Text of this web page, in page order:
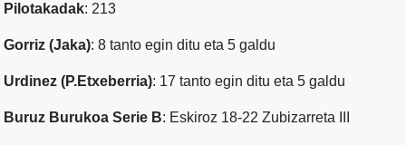
Pilotakadak: 213
Gorriz (Jaka): 8 tanto egin ditu eta 5 galdu
Urdinez (P.Etxeberria): 17 tanto egin ditu eta 5 galdu
Buruz Burukoa Serie B: Eskiroz 18-22 Zubizarreta III